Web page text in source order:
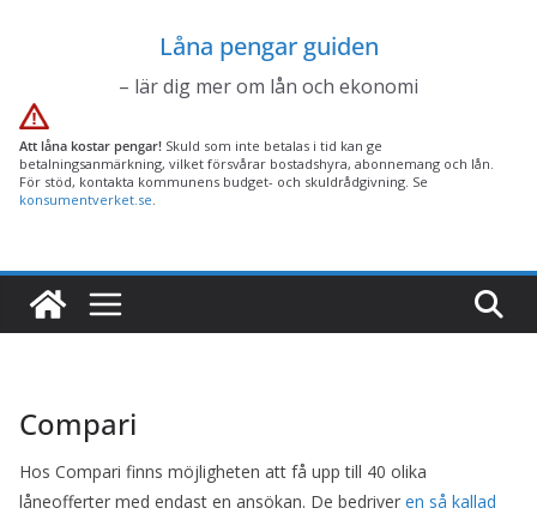
Låna pengar guiden
– lär dig mer om lån och ekonomi
Att låna kostar pengar! Skuld som inte betalas i tid kan ge
betalningsanmärkning, vilket försvårar bostadshyra, abonnemang och lån.
För stöd, kontakta kommunens budget- och skuldrådgivning. Se
konsumentverket.se.
Compari
Hos Compari finns möjligheten att få upp till 40 olika
låneofferter med endast en ansökan. De bedriver en så kallad